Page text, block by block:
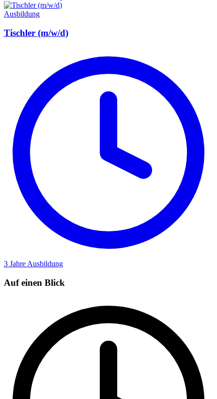
Ausbildung
Tischler (m/w/d)
3 Jahre Ausbildung
Auf einen Blick